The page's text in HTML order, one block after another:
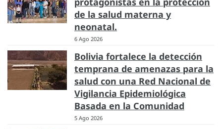
de la salud materna y
neonatal.
6 Ago 2026
Bolivia fortalece la detección
temprana de amenazas para la
salud con una Red Nacional de
Vigilancia Epidemiológica
Basada en la Comunidad
5 Ago 2026